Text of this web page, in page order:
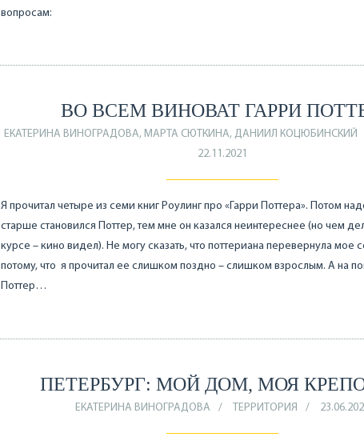
вопросам:
ВО ВСЕМ ВИНОВАТ ГАРРИ
ЕКАТЕРИНА ВИНОГРАДОВА, МАРТА СЮТКИНА, ДАНИИЛ КОЦЮБИНСКИЙ
22.11.2021
Я прочитал четыре из семи книг Роулинг про «Гарри Поттера». Потом
старше становился Поттер, тем мне он казался неинтереснее (но чем
курсе – кино видел). Не могу сказать, что поттериана перевернула мое
потому, что я прочитал ее слишком поздно – слишком взрослым. А на
Поттер…
ПЕТЕРБУРГ: МОЙ ДОМ, МОЯ
ЕКАТЕРИНА ВИНОГРАДОВА ТЕРРИТОРИЯ